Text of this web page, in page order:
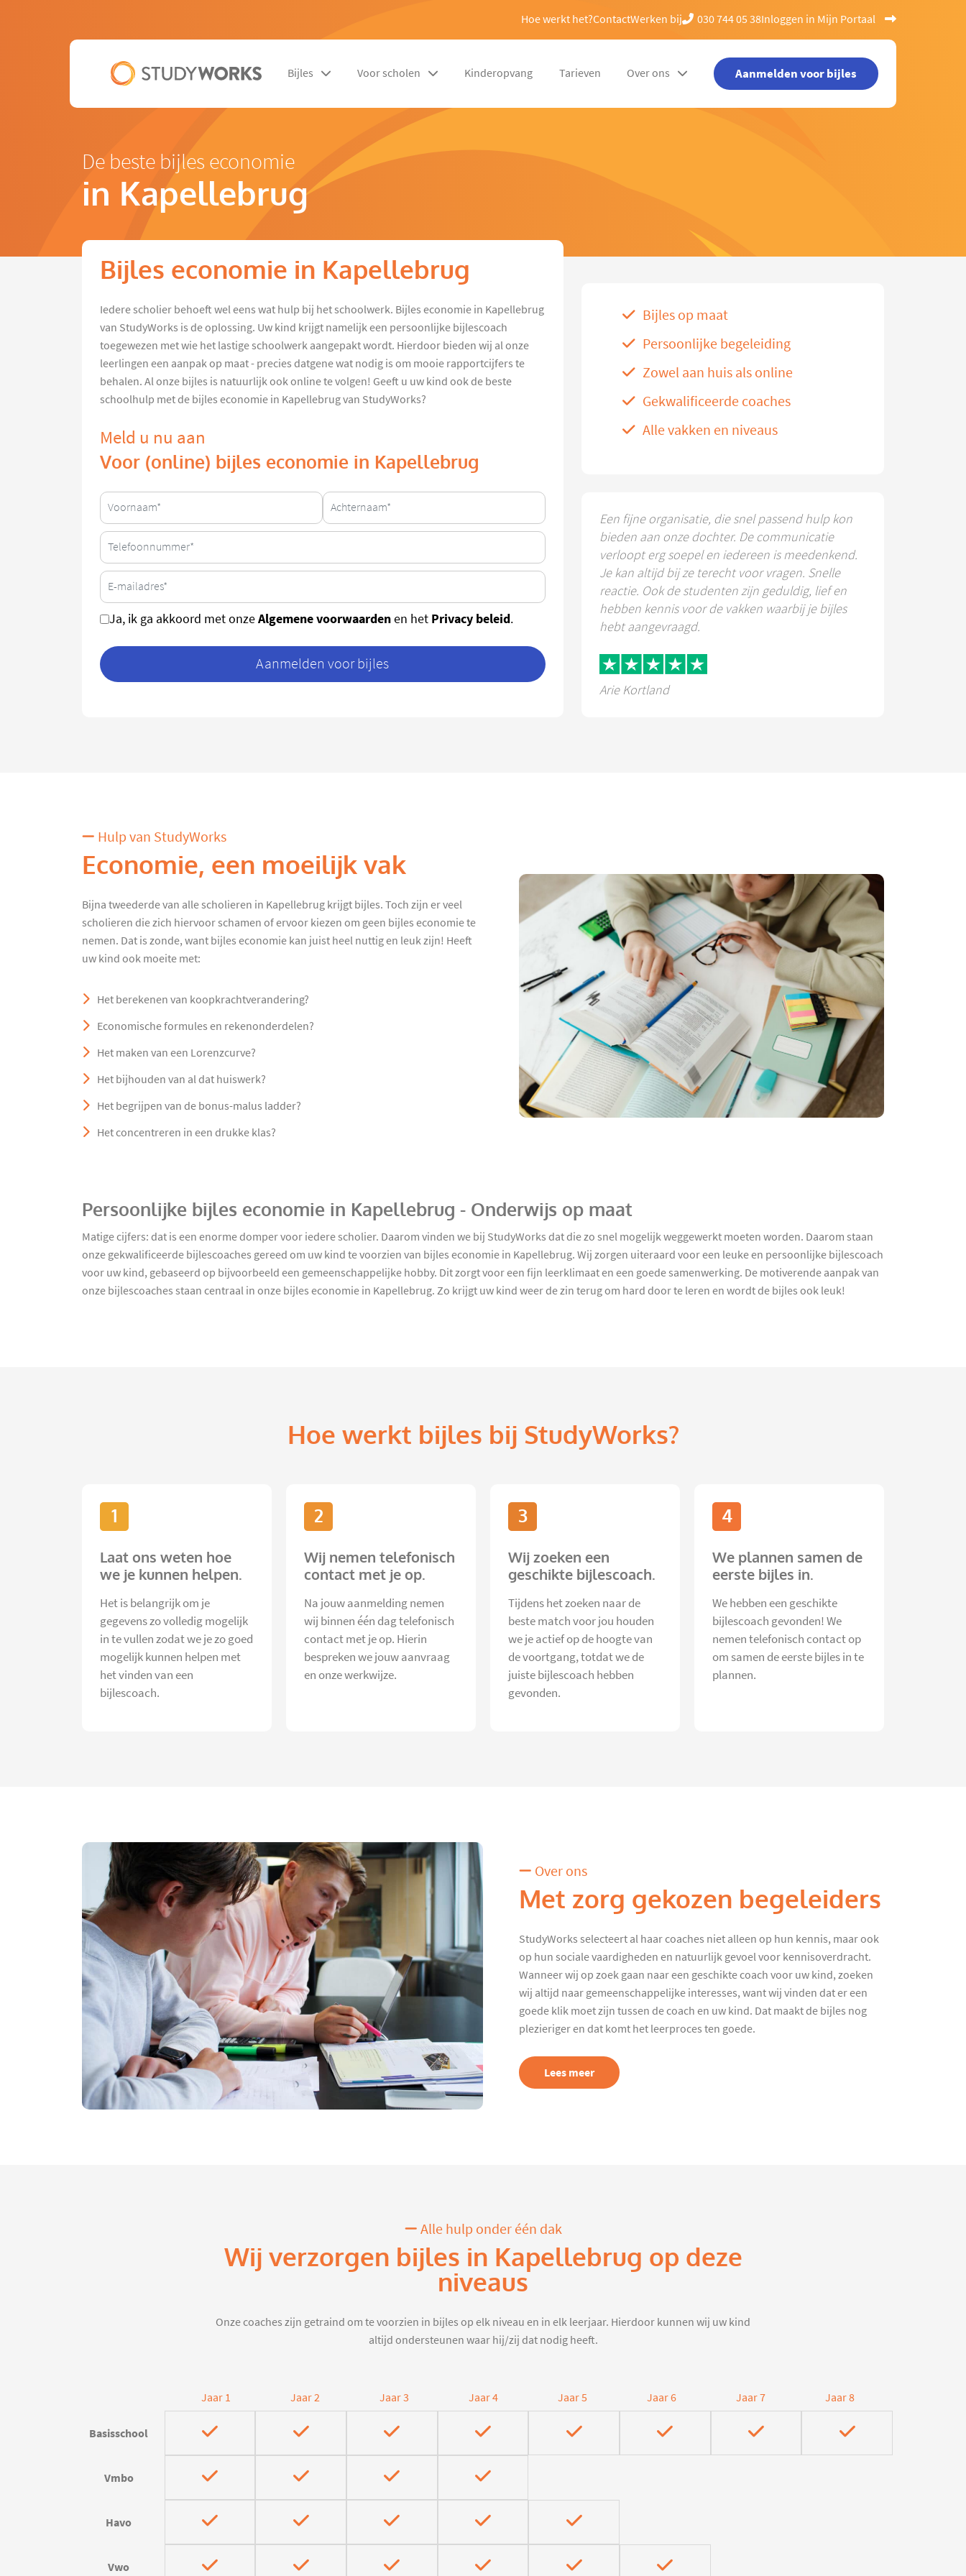
Hoe werkt het?ContactWerken bij 030 744 05 38Inloggen in Mijn Portaal
Bijles Voor scholen Kinderopvang Tarieven Over ons Aanmelden voor bijles
De beste bijles economie
in Kapellebrug
Bijles economie in Kapellebrug
Iedere scholier behoeft wel eens wat hulp bij het schoolwerk. Bijles economie in Kapellebrug
van StudyWorks is de oplossing. Uw kind krijgt namelijk een persoonlijke bijlescoach
toegewezen met wie het lastige schoolwerk aangepakt wordt. Hierdoor bieden wij al onze
leerlingen een aanpak op maat - precies datgene wat nodig is om mooie rapportcijfers te
behalen. Al onze bijles is natuurlijk ook online te volgen! Geeft u uw kind ook de beste
schoolhulp met de bijles economie in Kapellebrug van StudyWorks?
Meld u nu aan
Voor (online) bijles economie in Kapellebrug
Ja, ik ga akkoord met onzeAlgemene voorwaardenen het Privacy beleid.
Aanmelden voor bijles
Bijles op maat
Persoonlijke begeleiding
Zowel aan huis als online
Gekwalificeerde coaches
Alle vakken en niveaus
Een fijne organisatie, die snel passend hulp kon
bieden aan onze dochter. De communicatie
verloopt erg soepel en iedereen is meedenkend.
Je kan altijd bij ze terecht voor vragen. Snelle
reactie. Ook de studenten zijn geduldig, lief en
hebben kennis voor de vakken waarbij je bijles
hebt aangevraagd.
Arie Kortland
Hulp van StudyWorks
Economie, een moeilijk vak
Bijna tweederde van alle scholieren in Kapellebrug krijgt bijles. Toch zijn er veel
scholieren die zich hiervoor schamen of ervoor kiezen om geen bijles economie te
nemen. Dat is zonde, want bijles economie kan juist heel nuttig en leuk zijn! Heeft
uw kind ook moeite met:
Het berekenen van koopkrachtverandering?
Economische formules en rekenonderdelen?
Het maken van een Lorenzcurve?
Het bijhouden van al dat huiswerk?
Het begrijpen van de bonus-malus ladder?
Het concentreren in een drukke klas?
Persoonlijke bijles economie in Kapellebrug - Onderwijs op maat
Matige cijfers: dat is een enorme domper voor iedere scholier. Daarom vinden we bij StudyWorks dat die zo snel mogelijk weggewerkt moeten worden. Daarom staan
onze gekwalificeerde bijlescoaches gereed om uw kind te voorzien van bijles economie in Kapellebrug. Wij zorgen uiteraard voor een leuke en persoonlijke bijlescoach
voor uw kind, gebaseerd op bijvoorbeeld een gemeenschappelijke hobby. Dit zorgt voor een fijn leerklimaat en een goede samenwerking. De motiverende aanpak van
onze bijlescoaches staan centraal in onze bijles economie in Kapellebrug. Zo krijgt uw kind weer de zin terug om hard door te leren en wordt de bijles ook leuk!
Hoe werkt bijles bij StudyWorks?
1
Laat ons weten hoe
we je kunnen helpen.
Het is belangrijk om je
gegevens zo volledig mogelijk
in te vullen zodat we je zo goed
mogelijk kunnen helpen met
het vinden van een
bijlescoach.
2
Wij nemen telefonisch
contact met je op.
Na jouw aanmelding nemen
wij binnen één dag telefonisch
contact met je op. Hierin
bespreken we jouw aanvraag
en onze werkwijze.
3
Wij zoeken een
geschikte bijlescoach.
Tijdens het zoeken naar de
beste match voor jou houden
we je actief op de hoogte van
de voortgang, totdat we de
juiste bijlescoach hebben
gevonden.
4
We plannen samen de
eerste bijles in.
We hebben een geschikte
bijlescoach gevonden! We
nemen telefonisch contact op
om samen de eerste bijles in te
plannen.
Over ons
Met zorg gekozen begeleiders
StudyWorks selecteert al haar coaches niet alleen op hun kennis, maar ook
op hun sociale vaardigheden en natuurlijk gevoel voor kennisoverdracht.
Wanneer wij op zoek gaan naar een geschikte coach voor uw kind, zoeken
wij altijd naar gemeenschappelijke interesses, want wij vinden dat er een
goede klik moet zijn tussen de coach en uw kind. Dat maakt de bijles nog
plezieriger en dat komt het leerproces ten goede.
Lees meer
Alle hulp onder één dak
Wij verzorgen bijles in Kapellebrug op deze
niveaus
Onze coaches zijn getraind om te voorzien in bijles op elk niveau en in elk leerjaar. Hierdoor kunnen wij uw kind
altijd ondersteunen waar hij/zij dat nodig heeft.
Jaar 1 Jaar 2 Jaar 3 Jaar 4 Jaar 5 Jaar 6 Jaar 7 Jaar 8
Basisschool
Vmbo
Havo
Vwo